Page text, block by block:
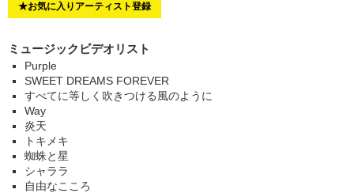
★お気に入りアーティスト登録
ミュージックビデオリスト
Purple
SWEET DREAMS FOREVER
すべてに等しく吹きつける風のように
Way
炎天
トキメキ
蜘蛛と星
シャララ
自由なこころ